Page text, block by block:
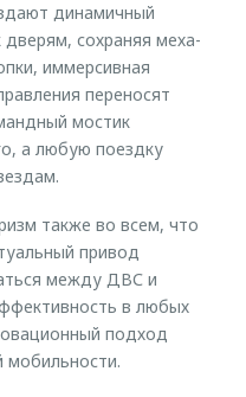
динамичный
сохраняя меха-
иммерсивная
переносят
мостик
а любую поездку
также во всем, что
привод
между ДВС и
в любых
подход
мобильности.